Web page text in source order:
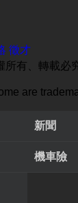
徵才
所有、轉載必
are
新聞
機車險